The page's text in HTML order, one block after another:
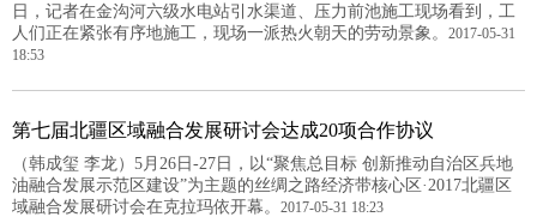
日，记者在金沟河六级水电站引水渠道、压力前池施工现场看到，工
人们正在紧张有序地施工，现场一派热火朝天的劳动景象。 2017-05-31
18:53
第七届北疆区域融合发展研讨会达成20项合作协议
（韩成玺 李龙）5月26日-27日，以“聚焦总目标 创新推动自治区兵地
油融合发展示范区建设”为主题的丝绸之路经济带核心区·2017北疆区
域融合发展研讨会在克拉玛依开幕。 2017-05-31 18:23